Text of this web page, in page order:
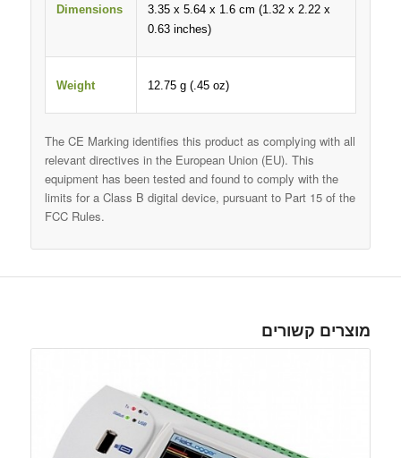
Dimensions
3.35 x 5.64 x 1.6 cm (1.32 x 2.22 x
0.63 inches)
Weight 12.75 g (.45 oz)
The CE Marking identifies this product as complying with all
relevant directives in the European Union (EU). This
equipment has been tested and found to comply with the
limits for a Class B digital device, pursuant to Part 15 of the
FCC Rules.
מוצרים קשורים